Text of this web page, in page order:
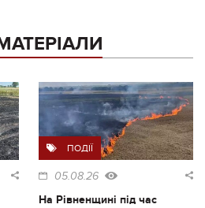
ПОДІЇ
05.08.26
На Рівненщині під час